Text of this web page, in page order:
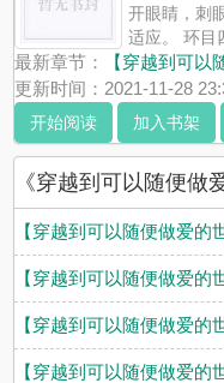
开眼睛，刺
适应。 环目
一个床头柜和一个衣柜，而
床头柜上放着水杯、闹钟等
间是晚上十点左右。再看，
不到有其他景色。这样判
里并不是我居住的地方。
最新章节：
【穿越到可以
更新时间：2021-11-28
开始阅读 加入书架
《穿越到可以随便做
【穿越到可以随便做爱的
【穿越到可以随便做爱的
【穿越到可以随便做爱的
【穿越到可以随便做爱的